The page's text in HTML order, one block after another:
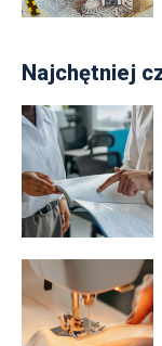
Najchętniej